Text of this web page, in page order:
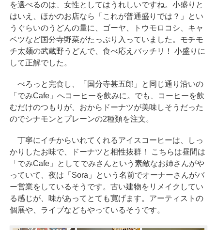
を選べるのは、女性としてはうれしいですね。小盛りと
はいえ、ほかのお店なら「これが普通盛りでは？」とい
うぐらいのうどんの量に、ゴーヤ、トウモロコシ、キャ
ベツなど国分寺野菜がたっぷり入っていました。モチモ
チ太麺の武蔵野うどんで、食べ応えバッチリ！ 小盛りに
して正解でした。
ぺろっと完食し、「国分寺甚五郎」と同じ通り沿いの
「でみCafe」へコーヒーを飲みに。でも、コーヒーを飲
むだけのつもりが、おからドーナツが美味しそうだった
のでシナモンとプレーンの2種類を注文。
丁寧にイチからいれてくれるアイスコーヒーは、しっ
かりしたお味で、ドーナツと相性抜群！ こちらは昼間は
「でみCafe」としてでみさんという素敵なお姉さんがや
っていて、夜は「Sora」という名前でオーナーさんがバ
ー営業をしているそうです。古い建物をリメイクしてい
る感じが、味があってとても寛げます。アーティストの
個展や、ライブなどもやっているそうです。